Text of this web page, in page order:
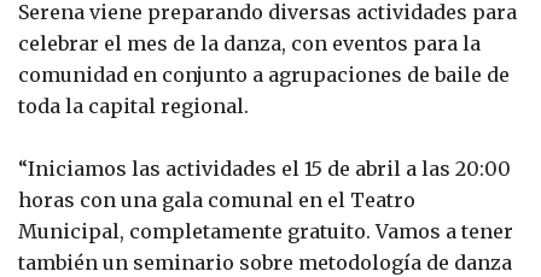
Serena viene preparando diversas actividades para
celebrar el mes de la danza, con eventos para la
comunidad en conjunto a agrupaciones de baile de
toda la capital regional.
“Iniciamos las actividades el 15 de abril a las 20:00
horas con una gala comunal en el Teatro
Municipal, completamente gratuito. Vamos a tener
también un seminario sobre metodología de danza